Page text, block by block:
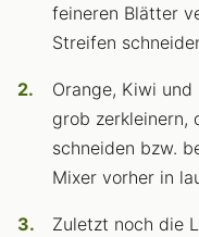
feineren Blätter
Streifen
Orange, Kiwi
grob zerkleinern,
schneiden bzw.
Mixer vorher in
Zuletzt noch die